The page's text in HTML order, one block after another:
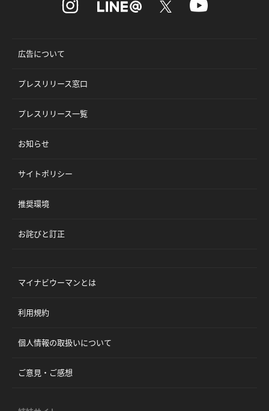
広告について
プレスリリース窓口
プレスリリース一覧
お知らせ
サイトポリシー
推奨環境
お詫びと訂正
マイナビウーマンとは
利用規約
個人情報の取扱いについて
ご意見・ご感想